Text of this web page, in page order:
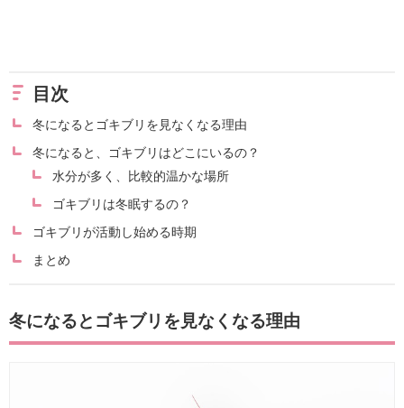
目次
冬になるとゴキブリを見なくなる理由
冬になると、ゴキブリはどこにいるの？
水分が多く、比較的温かな場所
ゴキブリは冬眠するの？
ゴキブリが活動し始める時期
まとめ
冬になるとゴキブリを見なくなる理由